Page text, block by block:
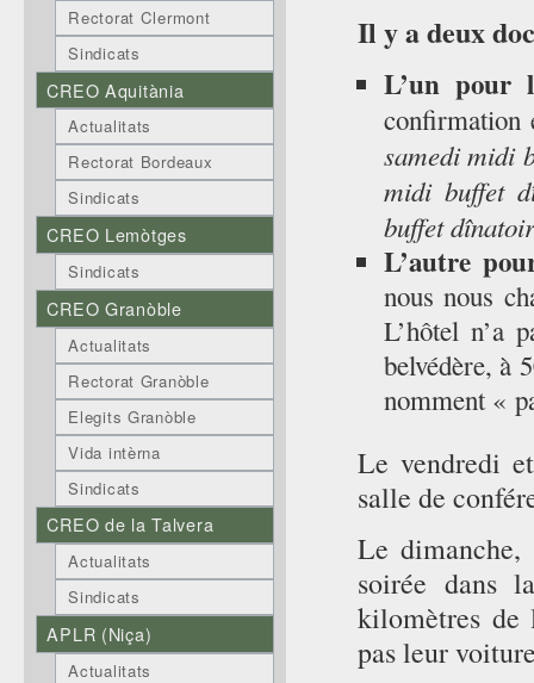
Il y a deux
L’un
confirmation
samedi midi
midi buffet
buffet
L’autre
nous nous
L’hôtel n’a
belvédère, à
nomment «
Le vendredi
salle de
Le
soirée dans
kilomètres de
pas leur
Rectorat Clermont
Sindicats
CREO Aquitània
Actualitats
Rectorat Bordeaux
Sindicats
CREO Lemòtges
Sindicats
CREO Granòble
Actualitats
Rectorat Granòble
Elegits Granòble
Vida intèrna
Sindicats
CREO de la Talvera
Actualitats
Sindicats
APLR (Niça)
Actualitats